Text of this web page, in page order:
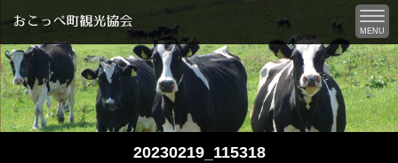
MENU
20230219_115318